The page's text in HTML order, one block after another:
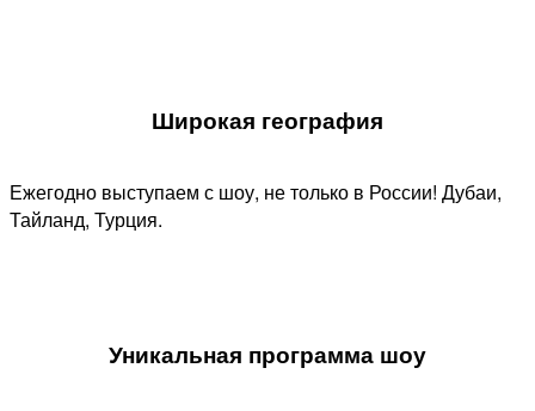
Широкая география
Ежегодно выступаем с шоу, не только в России! Дубаи,
Тайланд, Турция.
Уникальная программа шоу​